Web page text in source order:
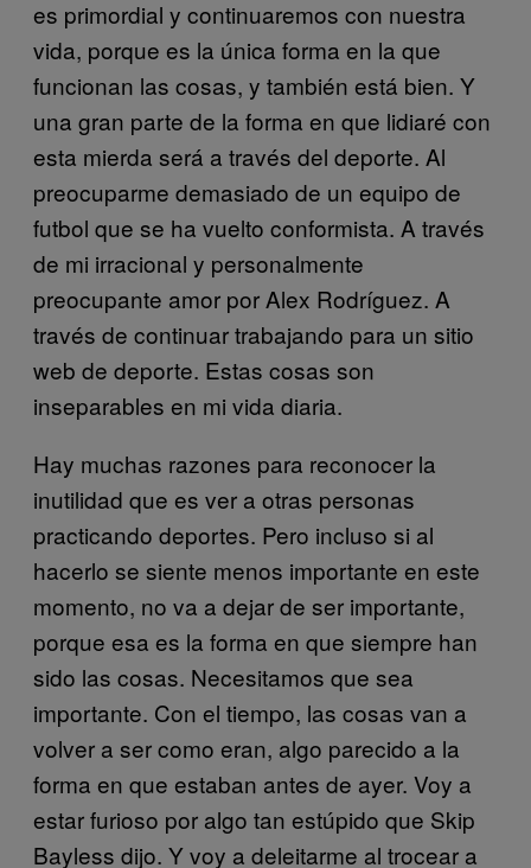
es primordial y continuaremos con nuestra
vida, porque es la única forma en la que
funcionan las cosas, y también está bien. Y
una gran parte de la forma en que lidiaré con
esta mierda será a través del deporte. Al
preocuparme demasiado de un equipo de
futbol que se ha vuelto conformista. A través
de mi irracional y personalmente
preocupante amor por Alex Rodríguez. A
través de continuar trabajando para un sitio
web de deporte. Estas cosas son
inseparables en mi vida diaria.
Hay muchas razones para reconocer la
inutilidad que es ver a otras personas
practicando deportes. Pero incluso si al
hacerlo se siente menos importante en este
momento, no va a dejar de ser importante,
porque esa es la forma en que siempre han
sido las cosas. Necesitamos que sea
importante. Con el tiempo, las cosas van a
volver a ser como eran, algo parecido a la
forma en que estaban antes de ayer. Voy a
estar furioso por algo tan estúpido que Skip
Bayless dijo. Y voy a deleitarme al trocear a